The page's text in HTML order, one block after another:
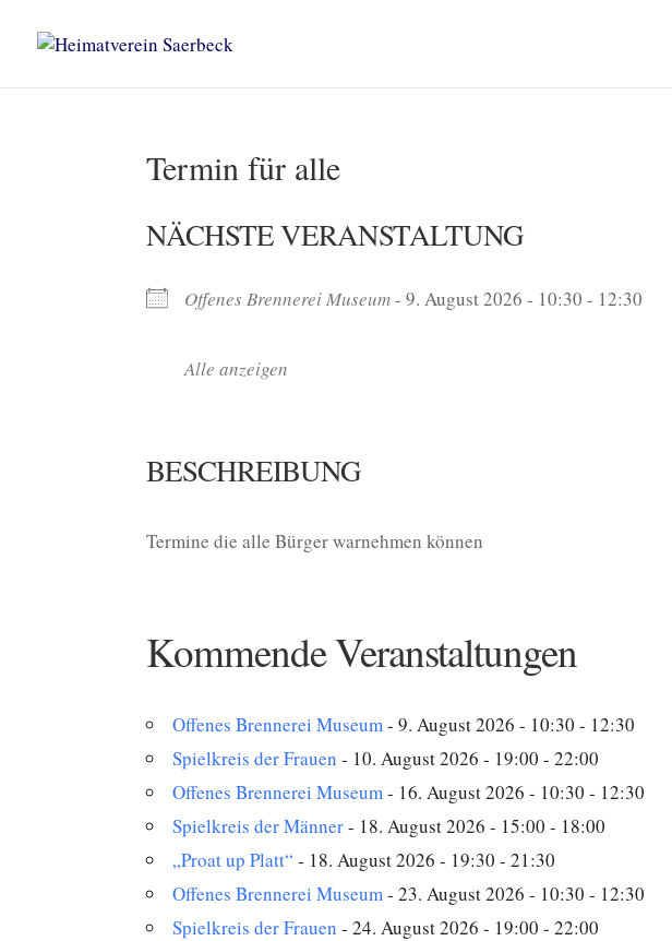
Termin für alle
NÄCHSTE VERANSTALTUNG
Offenes Brennerei Museum- 9. August 2026 - 10:30 - 12:30
Alle anzeigen
BESCHREIBUNG
Termine die alle Bürger warnehmen können
Kommende Veranstaltungen
Offenes Brennerei Museum- 9. August 2026 - 10:30 - 12:30
Spielkreis der Frauen - 10. August 2026 - 19:00 - 22:00
Offenes Brennerei Museum- 16. August 2026 - 10:30 - 12:30
Spielkreis der Männer- 18. August 2026 - 15:00 - 18:00
„Proat up Platt“ - 18. August 2026 - 19:30 - 21:30
Offenes Brennerei Museum- 23. August 2026 - 10:30 - 12:30
Spielkreis der Frauen - 24. August 2026 - 19:00 - 22:00